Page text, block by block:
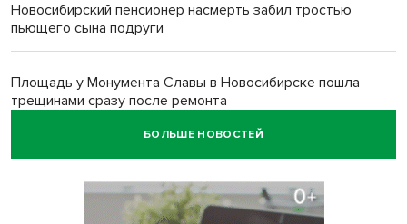
Новосибирский пенсионер насмерть забил тростью
пьющего сына подруги
Площадь у Монумента Славы в Новосибирске пошла
трещинами сразу после ремонта
БОЛЬШЕ НОВОСТЕЙ